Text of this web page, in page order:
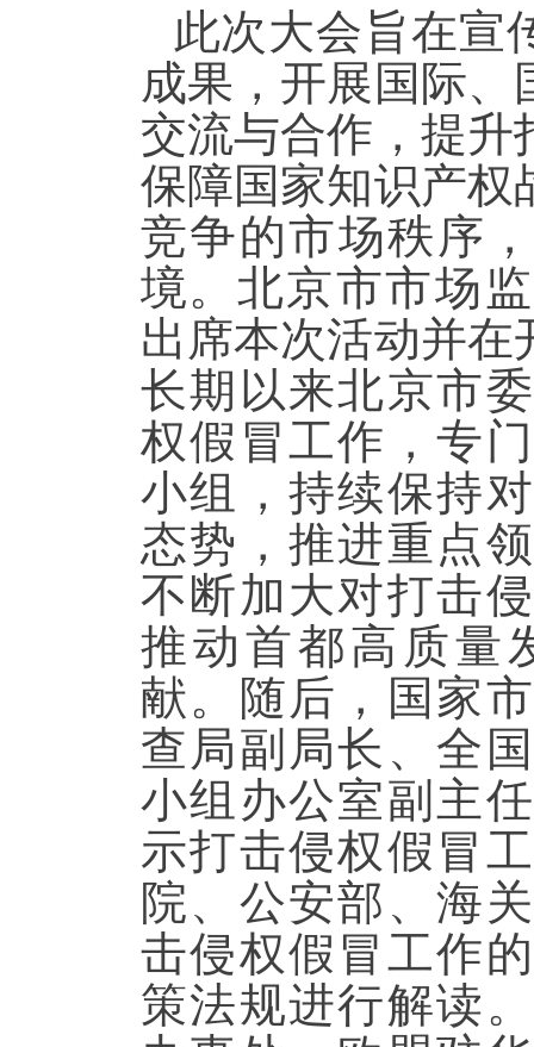
此次大会旨在宣
成果，开展国际
交流与合作，提升
保障国家知识产权
竞争的市场秩序
境。 北京市市场
出席本次活动并
长期以来北京市
权假冒工作，专
小组，持续保持
态势，推进重点
不断加大对打击
推动首都高质量
献。随后，国家
查局副局长、全
小组办公室副主
示打击侵权假冒
院、公安部、海
击侵权假冒工作
策法规进行解读